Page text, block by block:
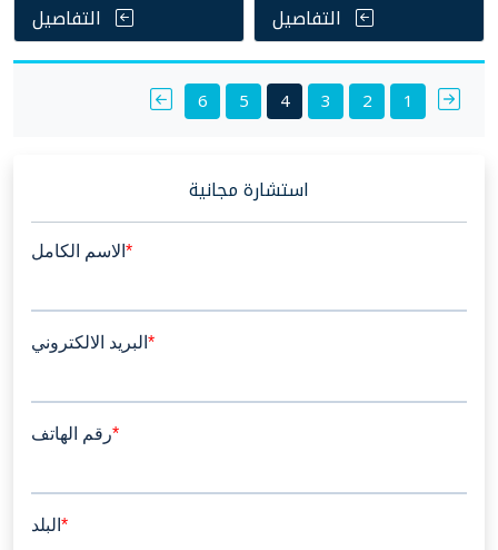
التفاصيل التفاصيل
Posts
pagination
1
2
3
4
5
6
استشارة مجانية